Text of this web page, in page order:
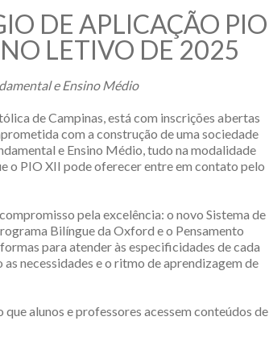
DE APLICAÇÃO PIO
LETIVO DE 2025
e Ensino Médio
de Campinas, está com inscrições abertas
com a construção de uma sociedade
e Ensino Médio, tudo na modalidade
o PIO XII pode oferecer entre em contato pelo
pela excelência: o novo Sistema de
Bilíngue da Oxford e o Pensamento
para atender às especificidades de cada
necessidades e o ritmo de aprendizagem de
alunos e professores acessem conteúdos de